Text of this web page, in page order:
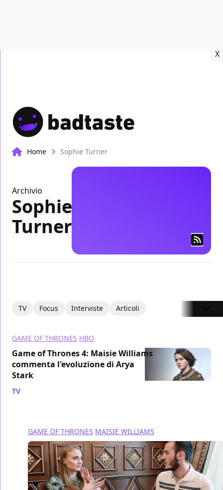
X
Home Sophie Turner
Archivio
Sophie
Turner
TV Focus Interviste Articoli
GAME OF THRONES HBO
Game of Thrones 4: Maisie Williams
commenta l'evoluzione di Arya
Stark
TV
GAME OF THRONES MAISIE WILLIAMS